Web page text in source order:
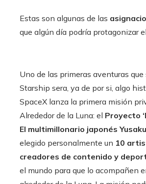
Estas son algunas de las
que algún día podría protagonizar
Uno de las primeras aventuras
Starship sera, ya de por si, algo
SpaceX lanza la primera misión
Alrededor de la Luna: el Proyecto
El multimillonario japonés
elegido personalmente un 10
creadores de contenido y
el mundo para que lo acompañen